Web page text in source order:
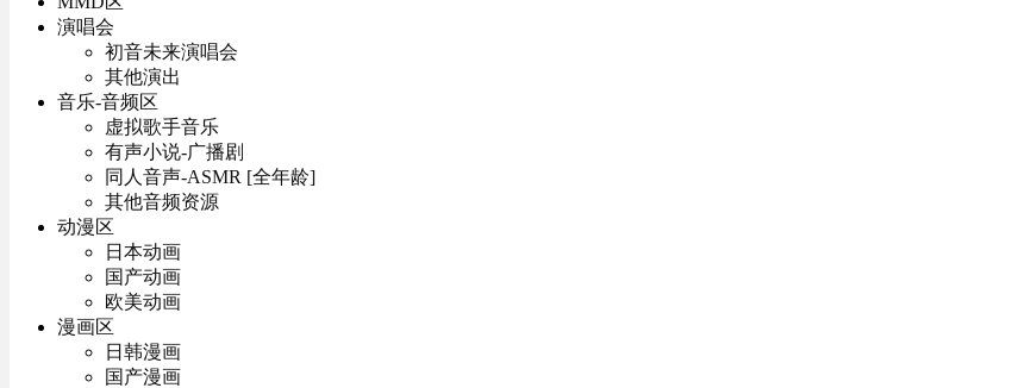
演唱会
初音未来演唱会
其他演出
音乐-音频区
虚拟歌手音乐
有声小说-广播剧
同人音声-ASMR [全年龄]
其他音频资源
动漫区
日本动画
国产动画
欧美动画
漫画区
日韩漫画
国产漫画